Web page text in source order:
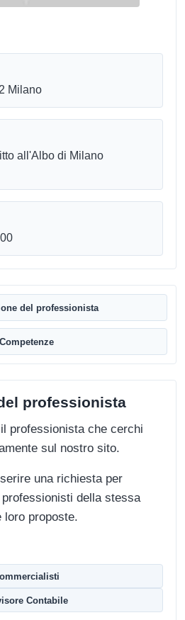
Milano
all'Albo di Milano
del professionista
Competenze
professionista
professionista che cerchi
sul nostro sito.
una richiesta per
della stessa
loro proposte.
Contabile